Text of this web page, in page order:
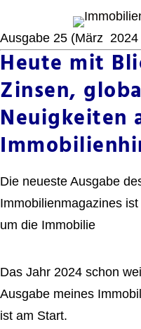
Ausgabe 25 (März 2024
Heute mit
Zinsen,
Neuigkeiten
Die neueste Ausgabe
Immobilienmagazines
um die Immobilie
Das Jahr 2024 schon
Ausgabe meines
ist am Start.